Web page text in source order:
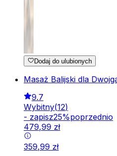
Dodaj do ulubionych
Masaż Balijski dla
9.7
Wybitny(12)
- zapisz25%poprzednio
479,99 zł
359,99 zł